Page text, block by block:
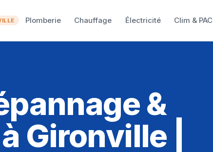
Plomberie Chauffage Électricité Clim & PAC
&
Gironville |